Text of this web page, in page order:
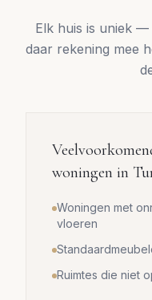
Elk huis is uniek
daar rekening mee
woningen in
Woningen met
vloeren
Ruimtes die niet